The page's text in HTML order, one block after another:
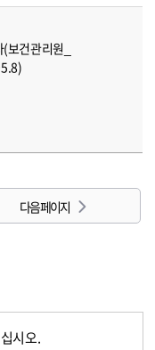
건관리원_
다음 페이지
시오.